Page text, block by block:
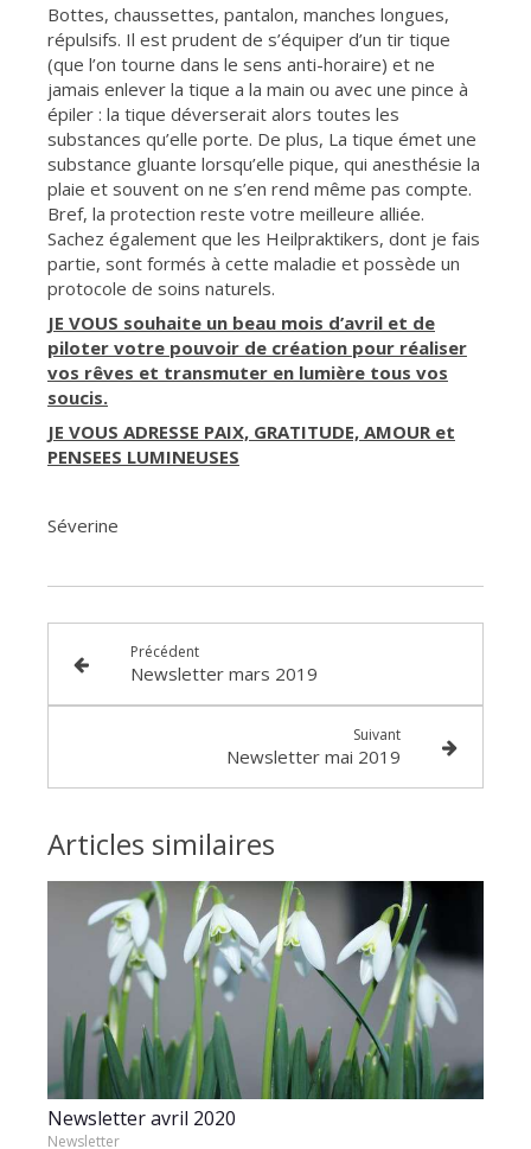
Bottes, chaussettes, pantalon, manches longues,
répulsifs. Il est prudent de s’équiper d’un tir tique
(que l’on tourne dans le sens anti-horaire) et ne
jamais enlever la tique a la main ou avec une pince à
épiler : la tique déverserait alors toutes les
substances qu’elle porte. De plus, La tique émet une
substance gluante lorsqu’elle pique, qui anesthésie la
plaie et souvent on ne s’en rend même pas compte.
Bref, la protection reste votre meilleure alliée.
Sachez également que les Heilpraktikers, dont je fais
partie, sont formés à cette maladie et possède un
protocole de soins naturels.
JE VOUS souhaite un beau mois d’avril et de
piloter votre pouvoir de création pour réaliser
vos rêves et transmuter en lumière tous vos
soucis.
JE VOUS ADRESSE PAIX, GRATITUDE, AMOUR et
PENSEES LUMINEUSES
Séverine
Précédent
Newsletter mars 2019
Suivant
Newsletter mai 2019
Articles similaires
Newsletter avril 2020
Newsletter